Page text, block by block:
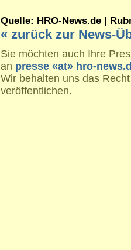
Quelle: HRO-News.de |
« zurück zur News-
Sie möchten auch Ihre
an presse «at» hro-
Wir behalten uns das
veröffentlichen.